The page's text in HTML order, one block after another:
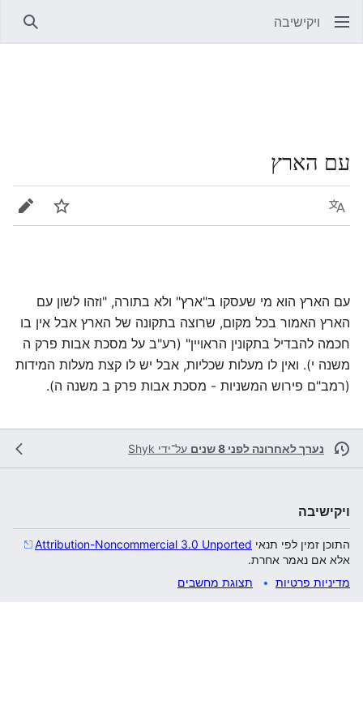
ויקישיבה
עם הארץ
שפה מעקב
עם הארץ הוא מי שעסקו ב"ארץ" ולא בתורה, "וזהו לשון עם
הארץ האמור בכל מקום, שרוצה בתקונה של הארץ אבל אין בו
חכמה להבדיל בתקונין הראויין" (רע"ב על מסכת אבות פרק ה
משנה י). ואין לו מעלות שכליות, אבל יש לו קצת מעלות המידות
(רמב"ם פירוש המשניות - מסכת אבות פרק ב משנה ה).
נערך לאחרונה לפני 8 שנים על־ידי Shyk
ויקישיבה
התוכן זמין לפי תנאי Attribution-Noncommercial 3.0 Unported
אלא אם נאמר אחרת.
מדיניות פרטיות
תצוגת מחשבים